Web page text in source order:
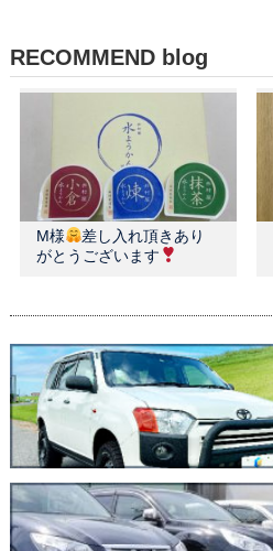
RECOMMEND blog
M様
差し入れ頂きあり
がとうございます